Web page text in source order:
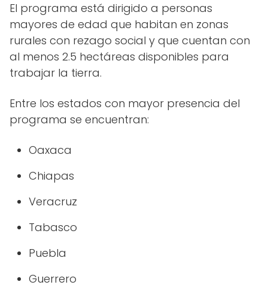
El programa está dirigido a personas
mayores de edad que habitan en zonas
rurales con rezago social y que cuentan con
al menos 2.5 hectáreas disponibles para
trabajar la tierra.
Entre los estados con mayor presencia del
programa se encuentran:
Oaxaca
Chiapas
Veracruz
Tabasco
Puebla
Guerrero